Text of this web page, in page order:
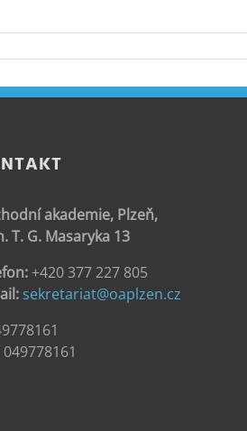
akademie, Plzeň,
T. G. Masaryka 13
+420 377 227 805
sekretariat@oaplzen.cz
049778161